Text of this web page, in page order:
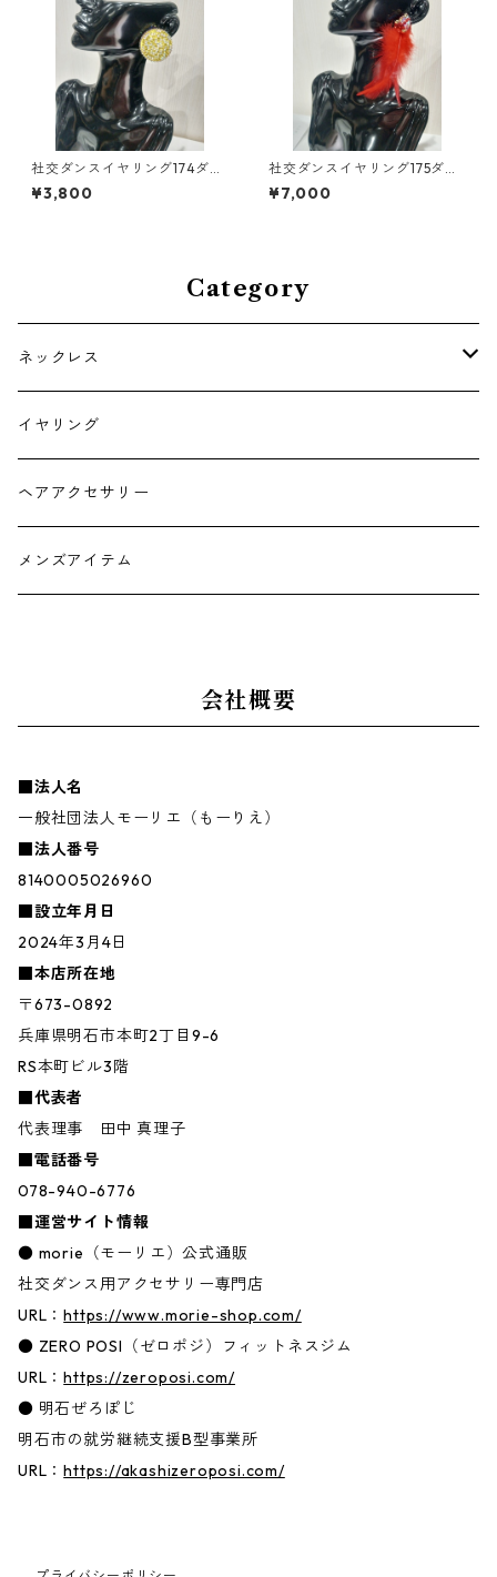
社交ダンスイヤリング174ダン
スアクセサリーベリーダンス
ブライダルアクセサリー
¥3,800
社交ダンスイヤリング175ダン
スアクセサリーベリーダンス
ブライダルアクセサリー
¥7,000
Category
ネックレス
チョーカー
イヤリング
ヘアアクセサリー
メンズアイテム
会社概要
■法人名
一般社団法人モーリエ（もーりえ）
■法人番号
8140005026960
■設立年月日
2024年3月4日
■本店所在地
〒673-0892
兵庫県明石市本町2丁目9-6
RS本町ビル3階
■代表者
代表理事 田中 真理子
■電話番号
078-940-6776
■運営サイト情報
● morie（モーリエ）公式通販
社交ダンス用アクセサリー専門店
URL：https://www.morie-shop.com/
● ZERO POSI（ゼロポジ）フィットネスジム
URL：https://zeroposi.com/
● 明石ぜろぽじ
明石市の就労継続支援B型事業所
URL：https://akashizeroposi.com/